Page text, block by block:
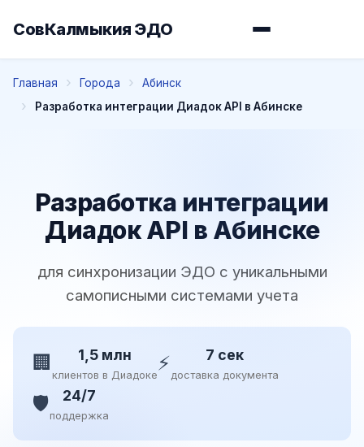
СовКалмыкия ЭДО
Главная Города
Абинск
Разработка интеграции Диадок API в Абинске
Разработка интеграции
Диадок API в Абинске
для синхронизации ЭДО с уникальными
самописными системами учета
🏢 1,5 млн
клиентов в Диадоке⚡ 7 сек
доставка документа
🛡️ 24/7
поддержка